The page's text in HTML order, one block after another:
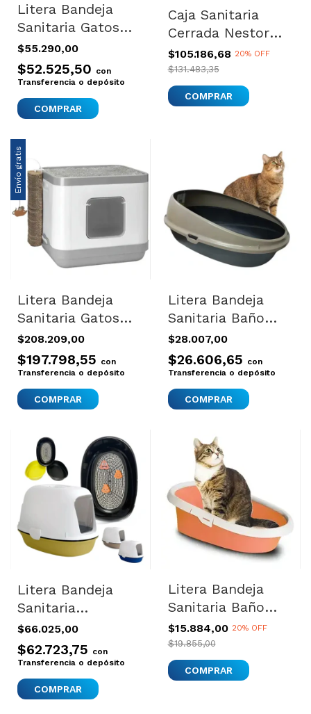
Litera Bandeja
Sanitaria Gatos
Baño Filtro Olores
Nestor
$55.290,00
$52.525,50 con
Transferencia o depósito
Caja Sanitaria
Cerrada Nestor
Giant Savic Para
Gatos Grandes
Con Filtro Gris
$105.186,68 20% OFF
$131.483,35
Envío gratis
Litera Bandeja
Sanitaria Gatos
Filtro Cama
Rascador
Juguetes Blanco
$208.209,00
$197.798,55 con
Transferencia o depósito
Litera Bandeja
Sanitaria Baño
Gatos Pinup
$28.007,00
$26.606,65 con
Transferencia o depósito
COMPRAR
Litera Bandeja
Sanitaria
Autolimpiante
Gatos Olores
Pretty Color
Variado
$66.025,00
$62.723,75 con
Transferencia o depósito
Litera Bandeja
Sanitaria Baño
Gatos Piedritas
Minou
$15.884,00 20% OFF
$19.855,00
COMPRAR